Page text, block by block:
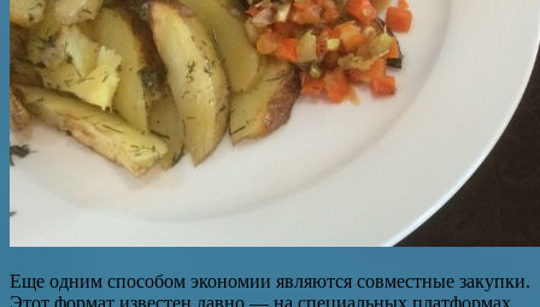
Еще одним способом экономии являются совместные закупки.